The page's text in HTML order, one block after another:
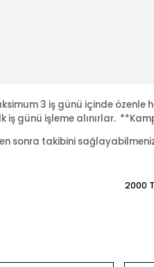
3 iş günü içinde özenle
iş günü işleme alınırlar.
sonra takibini
2000